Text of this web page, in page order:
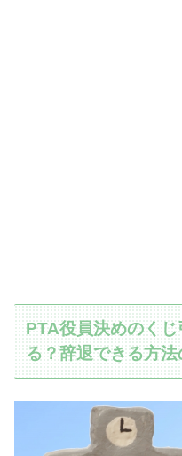
PTA役員決めのく
る？辞退できる方